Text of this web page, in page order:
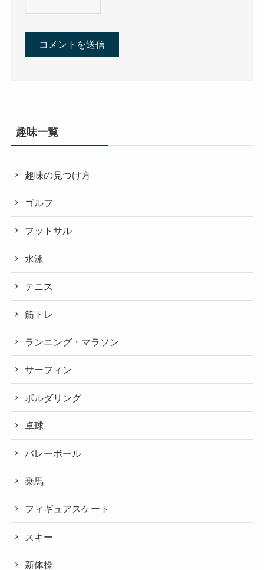
趣味一覧
趣味の見つけ方
ゴルフ
フットサル
水泳
テニス
筋トレ
ランニング・マラソン
サーフィン
ボルダリング
卓球
バレーボール
乗馬
フィギュアスケート
スキー
新体操